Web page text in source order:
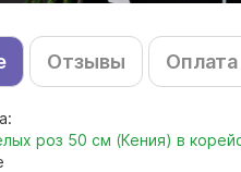
Отзывы Оплата
роз 50 см (Кения) в